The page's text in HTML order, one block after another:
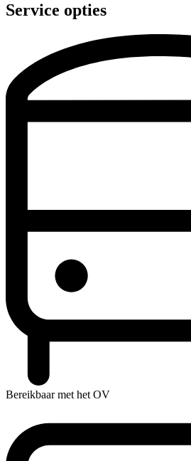
Service opties
Bereikbaar met het OV